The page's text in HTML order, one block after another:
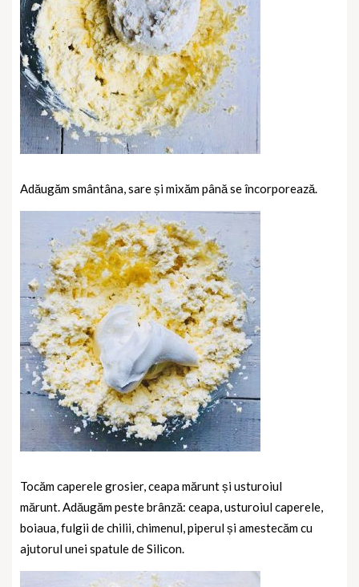
Adăugăm smântâna, sare și mixăm până se încorporează.
Tocăm caperele grosier, ceapa mărunt și usturoiul
mărunt.Adăugăm peste brânză: ceapa, usturoiul caperele,
boiaua, fulgii de chilii, chimenul, piperul și amestecăm cu
ajutorul unei spatule de Silicon.